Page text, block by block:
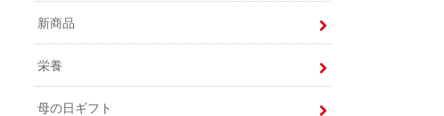
新商品
栄養
母の日ギフト